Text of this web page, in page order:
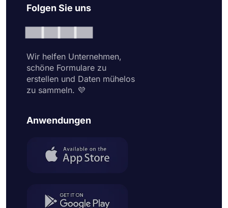
Folgen Sie uns
Wir helfen Unternehmen,
schöne Formulare zu
erstellen und Daten mühelos
zu sammeln. 💜
Anwendungen